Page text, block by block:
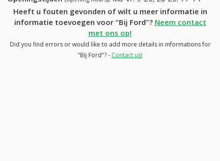
Heeft u fouten gevonden of wilt u meer informatie in
informatie toevoegen voor "Bij Ford"? Neem contact
met ons op!
Did you find errors or would like to add more details in informations for
"Bij Ford"? - Contact us!